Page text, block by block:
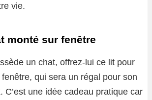
vie.
monté sur fenêtre
un chat, offrez-lui ce lit pour
qui sera un régal pour son
C’est une idée cadeau pratique car